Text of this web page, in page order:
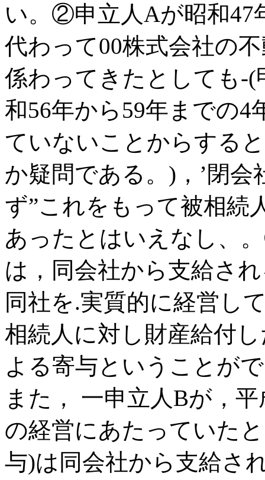
い。②申立人Aが昭和47
代わって00株式会社の
係わってきたとしても-(
和56年から59年までの4
ていないことからする
か疑問である。)，’閉
ず”これをもって被相続
あったとはいえなし、
は，同会社から支給さ
同社を.実質的に経営し
相続人に対し財産給付
よる寄与ということが
また， 一申立人Bが，
の経営にあたっていた
与)は同会社から支給さ